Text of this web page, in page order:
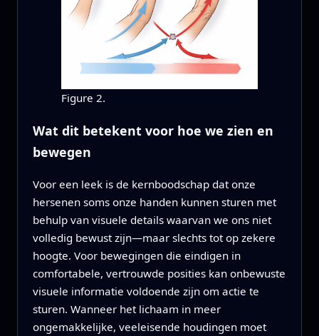
Figure 2.
Wat dit betekent voor hoe we zien en
bewegen
Voor een leek is de kernboodschap dat onze
hersenen soms onze handen kunnen sturen met
behulp van visuele details waarvan we ons niet
volledig bewust zijn—maar slechts tot op zekere
hoogte. Voor bewegingen die eindigen in
comfortabele, vertrouwde posities kan onbewuste
visuele informatie voldoende zijn om actie te
sturen. Wanneer het lichaam in meer
ongemakkelijke, veeleisende houdingen moet